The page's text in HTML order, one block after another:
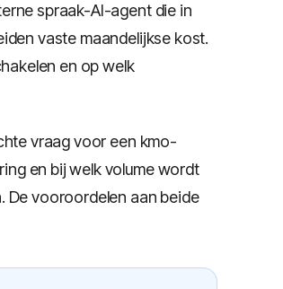
spraak-AI-agent die in
vaste maandelijkse kost.
en op welk
vraag voor een kmo-
en bij welk volume wordt
De vooroordelen aan beide